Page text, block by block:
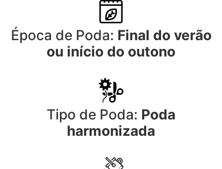
Época de Poda: Final do verão
ou início do outono
Tipo de Poda: Poda
harmonizada